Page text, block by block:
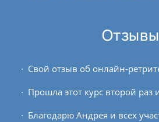
Отзывы